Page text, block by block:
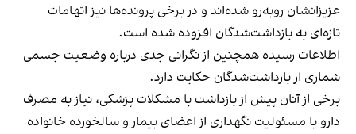
عزیزانشان روبه‌رو شده‌اند و در برخی پرونده‌ها نیز اتهامات
تازه‌ای به بازداشت‌شدگان افزوده شده است.
اطلاعات رسیده همچنین از نگرانی جدی درباره وضعیت جسمی
شماری از بازداشت‌شدگان حکایت دارد.
برخی از آنان پیش از بازداشت با مشکلات پزشکی، نیاز به مصرف
دارو یا مسئولیت نگهداری از اعضای بیمار و سالخورده خانواده